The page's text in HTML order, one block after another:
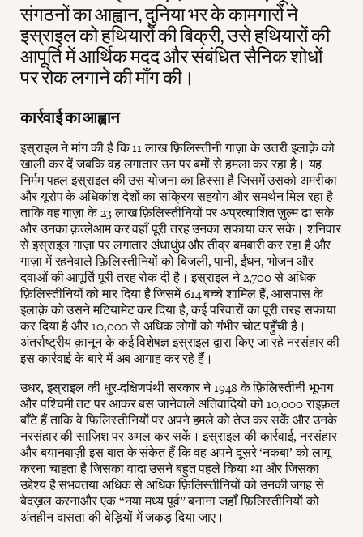
संगठनों का आह्वान, दुनिया भर के कामगारों ने
इस्राइल को हथियारों की बिक्री, उसे हथियारों की
आपूर्ति में आर्थिक मदद और संबंधित सैनिक शोधों
पर रोक लगाने की माँग की।
कार्रवाई का आह्वान
इस्राइल ने मांग की है कि 11 लाख फ़िलिस्तीनी गाज़ा के उत्तरी इलाक़े को
खाली कर दें जबकि वह लगातार उन पर बमों से हमला कर रहा है। यह
निर्मम पहल इस्राइल की उस योजना का हिस्सा है जिसमें उसको अमरीका
और यूरोप के अधिकांश देशों का सक्रिय सहयोग और समर्थन मिल रहा है
ताकि वह गाज़ा के 23 लाख फ़िलिस्तीनियों पर अप्रत्याशित ज़ुल्म ढा सके
और उनका क़त्लेआम कर वहाँ पूरी तरह उनका सफाया कर सके। शनिवार
से इस्राइल गाज़ा पर लगातार अंधाधुंध और तीव्र बमबारी कर रहा है और
गाज़ा में रहनेवाले फ़िलिस्तीनियों को बिजली, पानी, ईंधन, भोजन और
दवाओं की आपूर्ति पूरी तरह रोक दी है। इस्राइल ने 2,700 से अधिक
फ़िलिस्तीनियों को मार दिया है जिसमें 614 बच्चे शामिल हैं, आसपास के
इलाक़े को उसने मटियामेट कर दिया है, कई परिवारों का पूरी तरह सफाया
कर दिया है और 10,000 से अधिक लोगों को गंभीर चोट पहुँची है।
अंतर्राष्ट्रीय क़ानून के कई विशेषज्ञ इस्राइल द्वारा किए जा रहे नरसंहार की
इस कार्रवाई के बारे में अब आगाह कर रहे हैं।
उधर, इस्राइल की धुर-दक्षिणपंथी सरकार ने 1948 के फ़िलिस्तीनी भूभाग
और पश्चिमी तट पर आकर बस जानेवाले अतिवादियों को 10,000 राइफ़ल
बाँटे हैं ताकि वे फ़िलिस्तीनियों पर अपने हमले को तेज कर सकें और उनके
नरसंहार की साज़िश पर अमल कर सकें। इस्राइल की कार्रवाई, नरसंहार
और बयानबाज़ी इस बात के संकेत हैं कि वह अपने दूसरे ‘नकबा’ को लागू
करना चाहता है जिसका वादा उसने बहुत पहले किया था और जिसका
उद्देश्य है संभवतया अधिक से अधिक फ़िलिस्तीनियों को उनकी जगह से
बेदख़ल करनाऔर एक “नया मध्य पूर्व” बनाना जहाँ फ़िलिस्तीनियों को
अंतहीन दासता की बेड़ियों में जकड़ दिया जाए।